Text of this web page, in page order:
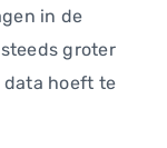
in de
groter
data hoeft te